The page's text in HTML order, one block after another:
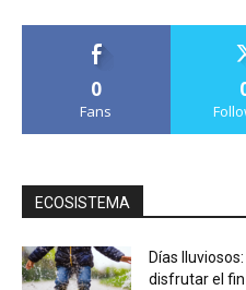
0
Fans
ECOSISTEMA
Días
disfrutar el fin